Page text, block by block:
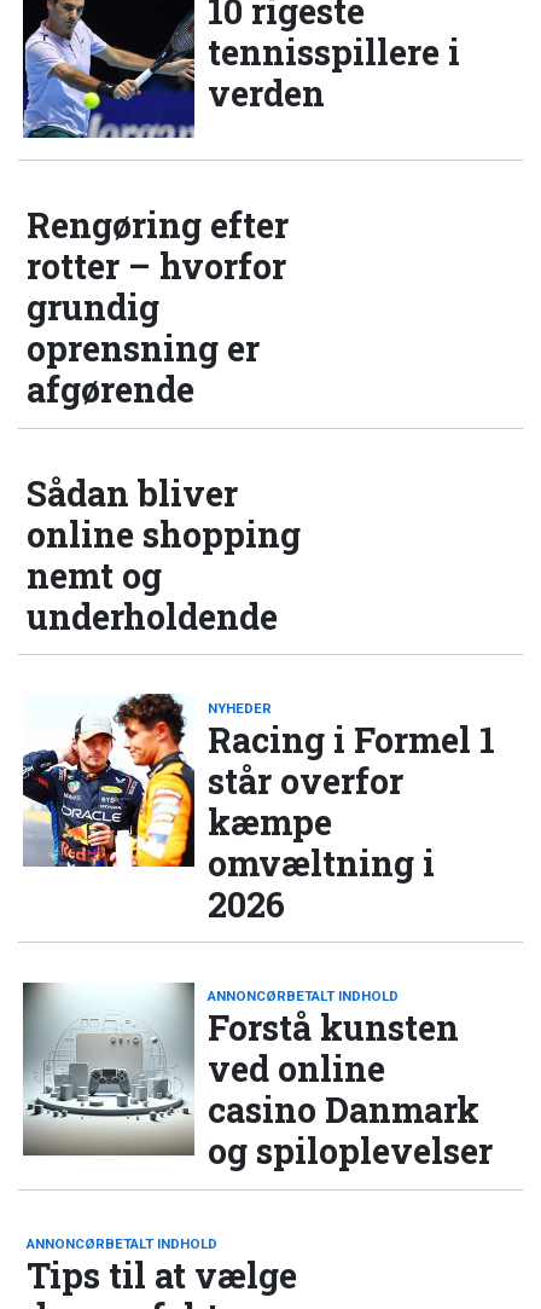
10 rigeste
tennisspillere i
verden
Rengøring efter
rotter – hvorfor
grundig
oprensning er
afgørende
Sådan bliver
online shopping
nemt og
underholdende
NYHEDER
Racing i Formel 1
står overfor
kæmpe
omvæltning i
2026
ANNONCØRBETALT INDHOLD
Forstå kunsten
ved online
casino Danmark
og spiloplevelser
ANNONCØRBETALT INDHOLD
Tips til at vælge